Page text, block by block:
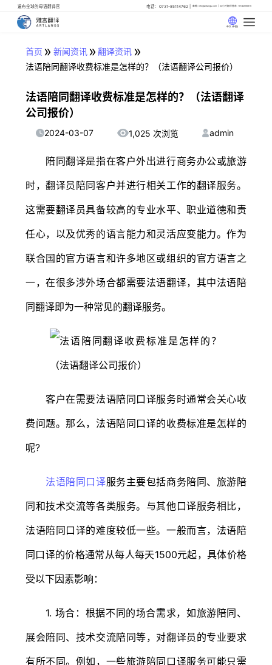
遍布全球的母语翻译官 电话：0731-85114762 邮箱: info@artlangs.com 24小时翻译管家: 18142666316
中文 (中国)
首页 » 新闻资讯» 翻译资讯 »
法语陪同翻译收费标准是怎样的？（法语翻译公司报价）
法语陪同翻译收费标准是怎样的？（法语翻译
公司报价）
2024-03-07 1,025 次浏览 admin
陪同翻译是指在客户外出进行商务办公或旅游
时，翻译员陪同客户并进行相关工作的翻译服务。
这需要翻译员具备较高的专业水平、职业道德和责
任心，以及优秀的语言能力和灵活应变能力。作为
联合国的官方语言和许多地区或组织的官方语言之
一，在很多涉外场合都需要法语翻译，其中法语陪
同翻译即为一种常见的翻译服务。
客户在需要法语陪同口译服务时通常会关心收
费问题。那么，法语陪同口译的收费标准是怎样的
呢?
法语陪同口译服务主要包括商务陪同、旅游陪
同和技术交流等各类服务。与其他口译服务相比，
法语陪同口译的难度较低一些。一般而言，法语陪
同口译的价格通常从每人每天1500元起，具体价格
受以下因素影响：
1. 场合：根据不同的场合需求，如旅游陪同、
展会陪同、技术交流陪同等，对翻译员的专业要求
有所不同。例如，一些旅游陪同口译服务可能只需